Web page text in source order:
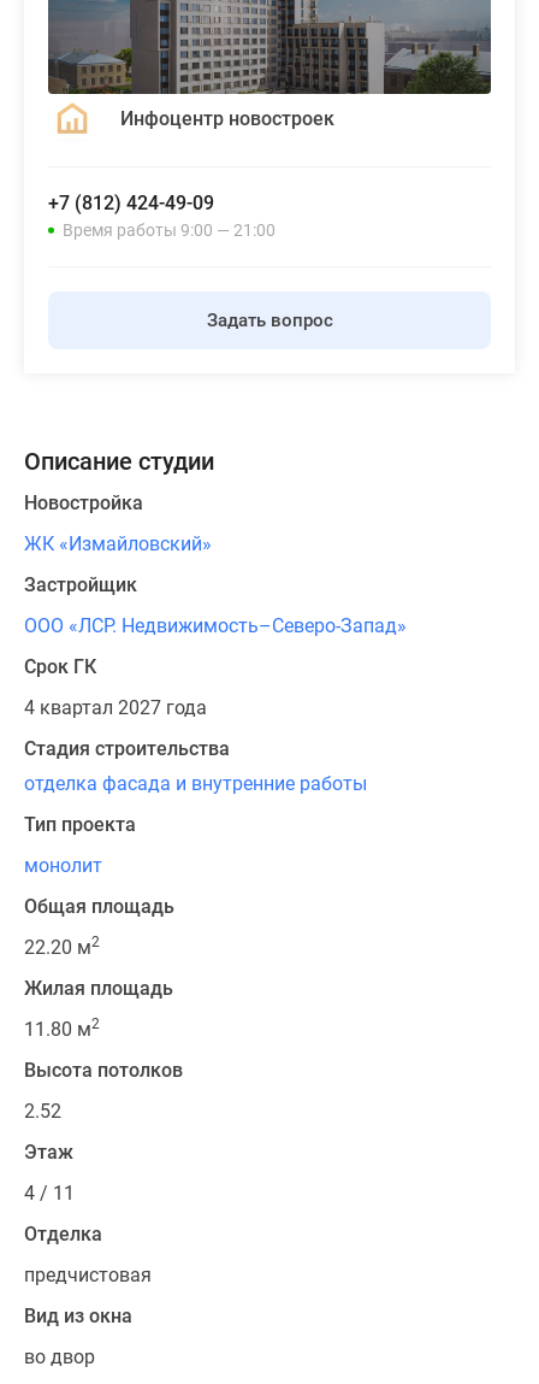
Инфоцентр новостроек
+7 (812) 424-49-09
Время работы 9:00 — 21:00
Задать вопрос
Описание студии
Новостройка
ЖК «Измайловский»
Застройщик
ООО «ЛСР. Недвижимость–Северо-Запад»
Срок ГК
4 квартал 2027 года
Стадия строительства
отделка фасада и внутренние работы
Тип проекта
монолит
Общая площадь
22.20 м2
Жилая площадь
11.80 м2
Высота потолков
2.52
Этаж
4 / 11
Отделка
предчистовая
Вид из окна
во двор